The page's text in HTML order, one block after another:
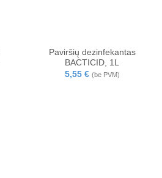
Paviršių dezinfekantas
BACTICID, 1L
5,55 € (be PVM)